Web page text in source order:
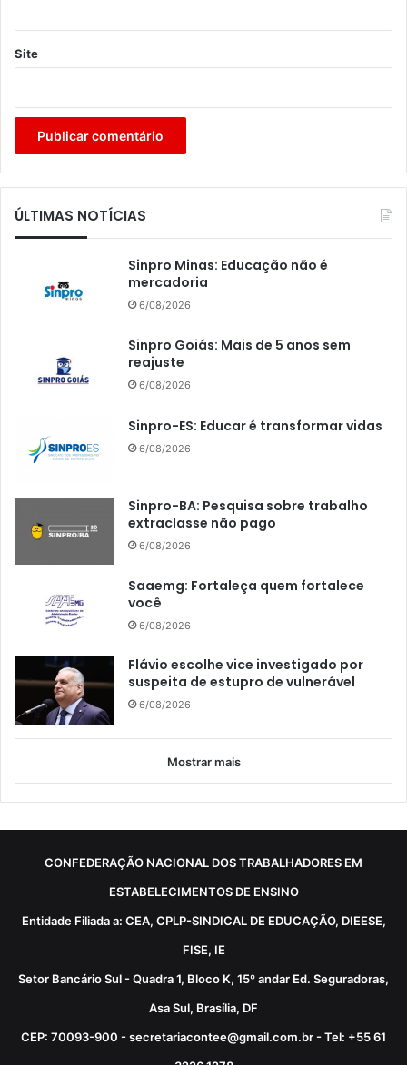
Site
ÚLTIMAS NOTÍCIAS
Sinpro Minas: Educação não é
mercadoria
6/08/2026
Sinpro Goiás: Mais de 5 anos sem
reajuste
6/08/2026
Sinpro-ES: Educar é transformar vidas
6/08/2026
Sinpro-BA: Pesquisa sobre trabalho
extraclasse não pago
6/08/2026
Saaemg: Fortaleça quem fortalece
você
6/08/2026
Flávio escolhe vice investigado por
suspeita de estupro de vulnerável
6/08/2026
Mostrar mais
CONFEDERAÇÃO NACIONAL DOS TRABALHADORES EM
ESTABELECIMENTOS DE ENSINO
Entidade Filiada a: CEA, CPLP-SINDICAL DE EDUCAÇÃO, DIEESE,
FISE, IE
Setor Bancário Sul - Quadra 1, Bloco K, 15º andar Ed. Seguradoras,
Asa Sul, Brasília, DF
CEP: 70093-900 - secretariacontee@gmail.com.br - Tel: +55 61